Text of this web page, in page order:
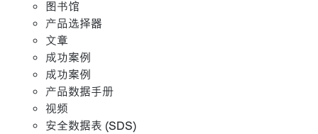
图书馆
产品选择器
文章
成功案例
成功案例
产品数据手册
视频
安全数据表 (SDS)